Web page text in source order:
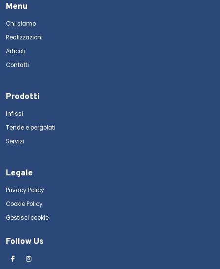
Menu
Chi siamo
Realizzazioni
Articoli
Contatti
Prodotti
Infissi
Tende e pergolati
Servizi
Legale
Privacy Policy
Cookie Policy
Gestisci cookie
Follow Us